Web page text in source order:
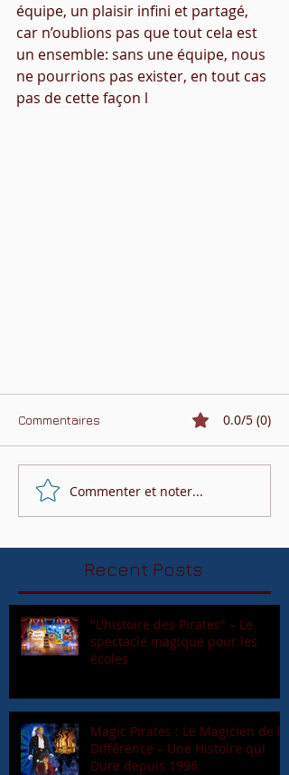
équipe, un plaisir infini et partagé,
car n’oublions pas que tout cela est
un ensemble: sans une équipe, nous
ne pourrions pas exister, en tout cas
pas de cette façon l
Commentaires 0.0/5 (0)
Commenter et noter...
Recent Posts
"L'histoire des Pirates" – Le
spectacle magique pour les
écoles
Magic Pirates : Le Magicien de la
Différence – Une Histoire qui
Dure depuis 1996